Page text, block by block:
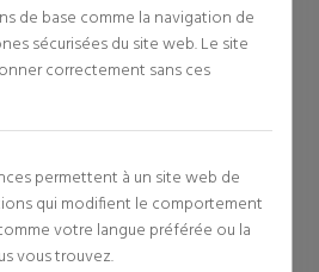
de base comme la navigation de
sécurisées du site web. Le site
correctement sans ces
permettent à un site web de
qui modifient le comportement
votre langue préférée ou la
vous trouvez.
LANCOME
PALETTE DE FARDS À
PAUPIÈRES HYPNÔSE
45,38 € 33% Réduction
0 revues